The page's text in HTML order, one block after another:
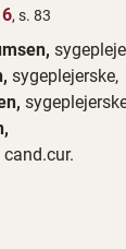
, s. 83
sygeplejerske,